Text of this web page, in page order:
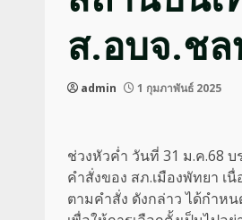
ส.อบจ.ชล
admin 1 กุมภาพันธ์ 2025
ช่วงหัวค่ำ วันที่ 31 ม.ค.68
คำสั่งของ สภ.เมืองพัทยา เ
ตามคำสั่ง ดังกล่าว ได้กำห